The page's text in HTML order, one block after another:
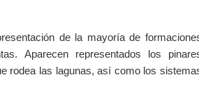
de la mayoría de
Aparecen representados los
rodea las lagunas, así como los